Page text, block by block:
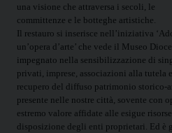
una visione che attraversa i secoli, le
committenze e le botteghe artistiche.
Il restauro si inserisce nell’iniziativa
un’opera d’arte’ che vede il Museo
impegnato nella sensibilizzazione di
privati, imprese, associazioni alla tutela e
recupero del diffuso patrimonio storico-
presente nelle nostre città, sovente con
estremo valore affidate alle esigue
disposizione degli enti proprietari. Ed è